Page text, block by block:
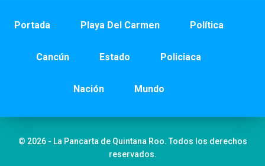
Portada Playa Del Carmen Política
Cancún Estado Policiaca
Nación Mundo
© 2026 - La Pancarta de Quintana Roo. Todos los derechos
reservados.